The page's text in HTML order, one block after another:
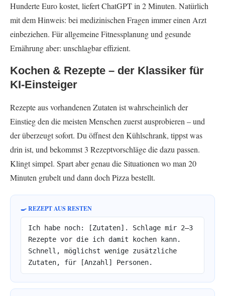
Hunderte Euro kostet, liefert ChatGPT in 2 Minuten. Natürlich
mit dem Hinweis: bei medizinischen Fragen immer einen Arzt
einbeziehen. Für allgemeine Fitnessplanung und gesunde
Ernährung aber: unschlagbar effizient.
Kochen & Rezepte – der Klassiker für
KI-Einsteiger
Rezepte aus vorhandenen Zutaten ist wahrscheinlich der
Einstieg den die meisten Menschen zuerst ausprobieren – und
der überzeugt sofort. Du öffnest den Kühlschrank, tippst was
drin ist, und bekommst 3 Rezeptvorschläge die dazu passen.
Klingt simpel. Spart aber genau die Situationen wo man 20
Minuten grubelt und dann doch Pizza bestellt.
🍳 REZEPT AUS RESTEN
Ich habe noch: [Zutaten]. Schlage mir 2–3
Rezepte vor die ich damit kochen kann.
Schnell, möglichst wenige zusätzliche
Zutaten, für [Anzahl] Personen.